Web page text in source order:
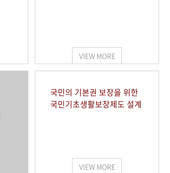
VIEW MORE
국민의 기본권 보장을 위한
국민기초생활보장제도 설계
VIEW MORE